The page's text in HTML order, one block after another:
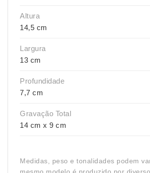
Altura
14,5 cm
Largura
13 cm
Profundidade
7,7 cm
Gravação Total
14 cm x 9 cm
Medidas, peso e tonalidades podem